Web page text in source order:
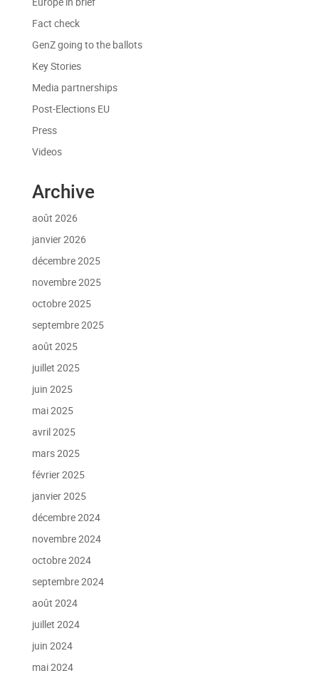
Fact check
GenZ going to the ballots
Key Stories
Media partnerships
Post-Elections EU
Press
Videos
Archive
août 2026
janvier 2026
décembre 2025
novembre 2025
octobre 2025
septembre 2025
août 2025
juillet 2025
juin 2025
mai 2025
avril 2025
mars 2025
février 2025
janvier 2025
décembre 2024
novembre 2024
octobre 2024
septembre 2024
août 2024
juillet 2024
juin 2024
mai 2024